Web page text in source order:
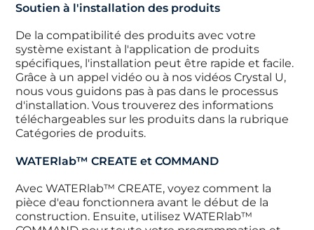
Soutien à l'installation des produits
De la compatibilité des produits avec votre
système existant à l'application de produits
spécifiques, l'installation peut être rapide et facile.
Grâce à un appel vidéo ou à nos vidéos Crystal U,
nous vous guidons pas à pas dans le processus
d'installation. Vous trouverez des informations
téléchargeables sur les produits dans la rubrique
Catégories de produits.
WATERlab™ CREATE et COMMAND
Avec WATERlab™ CREATE, voyez comment la
pièce d'eau fonctionnera avant le début de la
construction. Ensuite, utilisez WATERlab™